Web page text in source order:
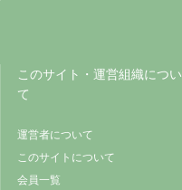
このサイト・運営組織につい
て
運営者について
このサイトについて
会員一覧